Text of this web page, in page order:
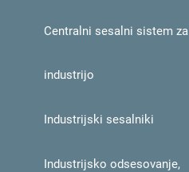
Centralni sesalni sistem za
industrijo
Industrijski sesalniki
Industrijsko odsesovanje,